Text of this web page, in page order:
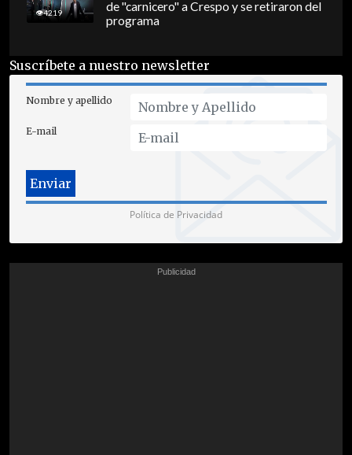
4219
de "carnicero" a Crespo y se retiraron del
programa
Suscríbete a nuestro newsletter
Nombre y apellido
E-mail
Política de Privacidad